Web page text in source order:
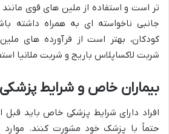
تر است و استفاده از ملین های قوی
جانبی ناخواسته ای به همراه داشته
کودکان، بهتر است از فرآورده های
شربت لاکساپلاس باریج و شربت ملانیا
بیماران خاص و شرایط
افراد دارای شرایط پزشکی خاص باید
حتماً با پزشک خود مشورت کنند.